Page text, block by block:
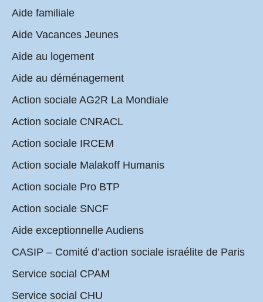
Aide familiale
Aide Vacances Jeunes
Aide au logement
Aide au déménagement
Action sociale AG2R La Mondiale
Action sociale CNRACL
Action sociale IRCEM
Action sociale Malakoff Humanis
Action sociale Pro BTP
Action sociale SNCF
Aide exceptionnelle Audiens
CASIP – Comité d’action sociale israélite de Paris
Service social CPAM
Service social CHU